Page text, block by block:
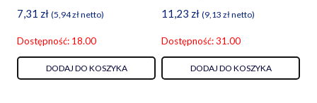
7,31 zł (5,94złnetto)
Dostępność: 18.00
DODAJ DO KOSZYKA
11,23 zł (9,13 złnetto)
Dostępność: 31.00
DODAJ DO KOSZYKA